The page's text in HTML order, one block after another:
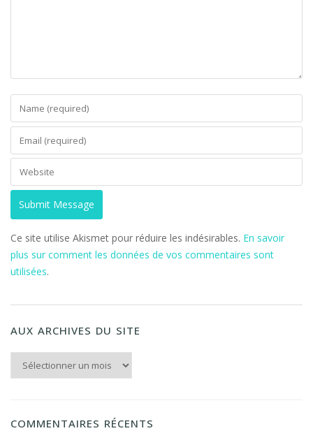
Ce site utilise Akismet pour réduire les indésirables. En savoir
plus sur comment les données de vos commentaires sont
utilisées.
AUX ARCHIVES DU SITE
Aux archives du Site
COMMENTAIRES RÉCENTS